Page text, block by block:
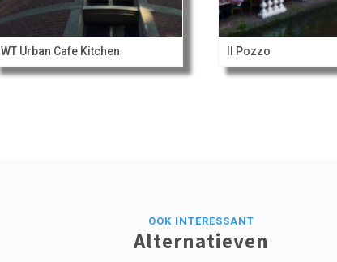
WT Urban Cafe Kitchen Il Pozzo
OOK INTERESSANT
Alternatieven